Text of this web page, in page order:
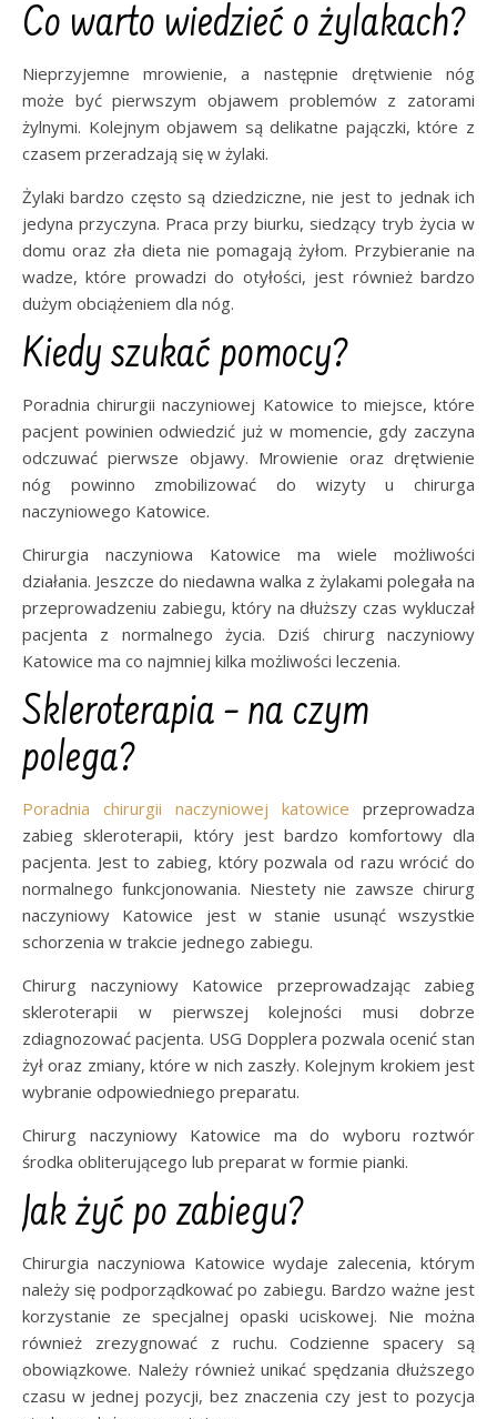
Co warto wiedzieć o żylakach?
Nieprzyjemne mrowienie, a następnie drętwienie nóg
może być pierwszym objawem problemów z zatorami
żylnymi. Kolejnym objawem są delikatne pajączki, które z
czasem przeradzają się w żylaki.
Żylaki bardzo często są dziedziczne, nie jest to jednak ich
jedyna przyczyna. Praca przy biurku, siedzący tryb życia w
domu oraz zła dieta nie pomagają żyłom. Przybieranie na
wadze, które prowadzi do otyłości, jest również bardzo
dużym obciążeniem dla nóg.
Kiedy szukać pomocy?
Poradnia chirurgii naczyniowej Katowice to miejsce, które
pacjent powinien odwiedzić już w momencie, gdy zaczyna
odczuwać pierwsze objawy. Mrowienie oraz drętwienie
nóg powinno zmobilizować do wizyty u chirurga
naczyniowego Katowice.
Chirurgia naczyniowa Katowice ma wiele możliwości
działania. Jeszcze do niedawna walka z żylakami polegała na
przeprowadzeniu zabiegu, który na dłuższy czas wykluczał
pacjenta z normalnego życia. Dziś chirurg naczyniowy
Katowice ma co najmniej kilka możliwości leczenia.
Skleroterapia – na czym
polega?
Poradnia chirurgii naczyniowej katowice przeprowadza
zabieg skleroterapii, który jest bardzo komfortowy dla
pacjenta. Jest to zabieg, który pozwala od razu wrócić do
normalnego funkcjonowania. Niestety nie zawsze chirurg
naczyniowy Katowice jest w stanie usunąć wszystkie
schorzenia w trakcie jednego zabiegu.
Chirurg naczyniowy Katowice przeprowadzając zabieg
skleroterapii w pierwszej kolejności musi dobrze
zdiagnozować pacjenta. USG Dopplera pozwala ocenić stan
żył oraz zmiany, które w nich zaszły. Kolejnym krokiem jest
wybranie odpowiedniego preparatu.
Chirurg naczyniowy Katowice ma do wyboru roztwór
środka obliterującego lub preparat w formie pianki.
Jak żyć po zabiegu?
Chirurgia naczyniowa Katowice wydaje zalecenia, którym
należy się podporządkować po zabiegu. Bardzo ważne jest
korzystanie ze specjalnej opaski uciskowej. Nie można
również zrezygnować z ruchu. Codzienne spacery są
obowiązkowe. Należy również unikać spędzania dłuższego
czasu w jednej pozycji, bez znaczenia czy jest to pozycja